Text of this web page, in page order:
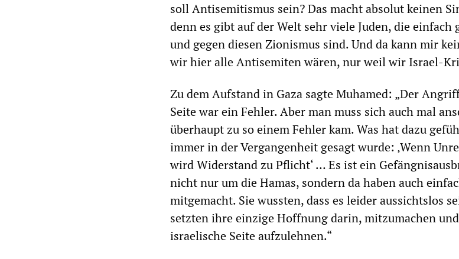
soll Antisemitismus sein? Das macht absolut keinen
denn es gibt auf der Welt sehr viele Juden, die einfach
und gegen diesen Zionismus sind. Und da kann mir
wir hier alle Antisemiten wären, nur weil wir Israel-
Zu dem Aufstand in Gaza sagte Muhamed: „Der
Seite war ein Fehler. Aber man muss sich auch mal
überhaupt zu so einem Fehler kam. Was hat dazu
immer in der Vergangenheit gesagt wurde: ‚Wenn
wird Widerstand zu Pflicht‘ … Es ist ein
nicht nur um die Hamas, sondern da haben auch
mitgemacht. Sie wussten, dass es leider aussichtslos
setzten ihre einzige Hoffnung darin, mitzumachen
israelische Seite aufzulehnen.“